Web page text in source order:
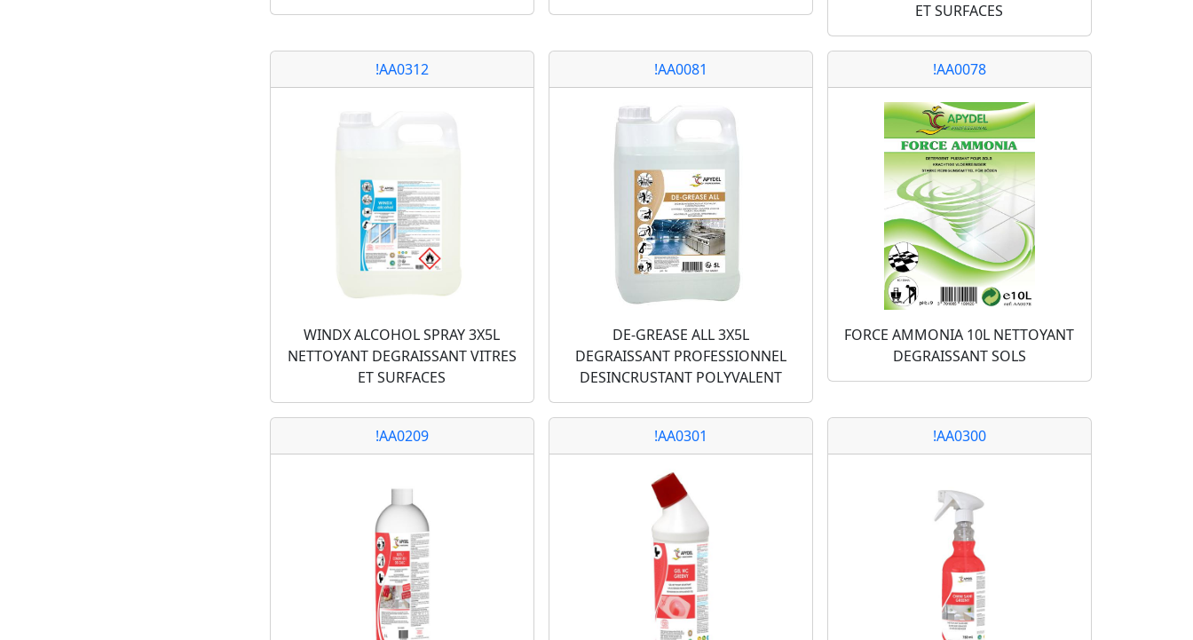
ET SURFACES
!AA0312
WINDX ALCOHOL SPRAY 3X5L
NETTOYANT DEGRAISSANT VITRES
ET SURFACES
!AA0081
DE-GREASE ALL 3X5L
DEGRAISSANT PROFESSIONNEL
DESINCRUSTANT POLYVALENT
!AA0078
FORCE AMMONIA 10L NETTOYANT
DEGRAISSANT SOLS
!AA0209 !AA0301 !AA0300